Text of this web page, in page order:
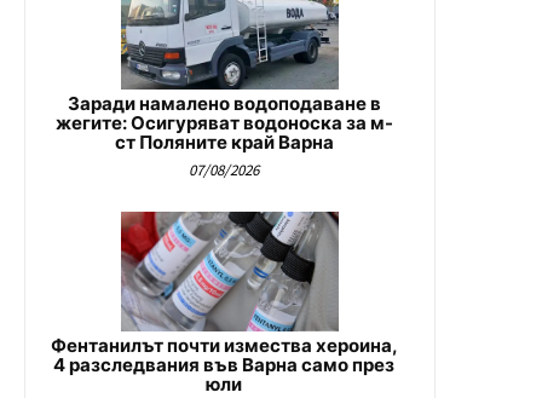
Заради намалено водоподаване в
жегите: Осигуряват водоноска за м-
ст Поляните край Варна
07/08/2026
Фентанилът почти измества хероина,
4 разследвания във Варна само през
юли